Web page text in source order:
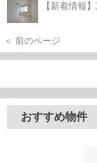
【新着情報
＜ 前のページ
おすすめ物件